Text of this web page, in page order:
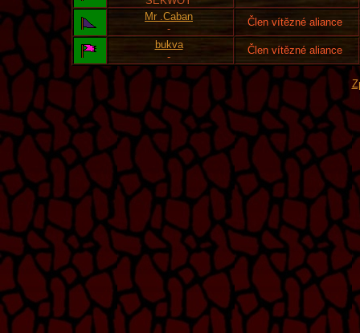
Mr .Caban
-
Člen vítězné aliance
bukva
-
Člen vítězné aliance